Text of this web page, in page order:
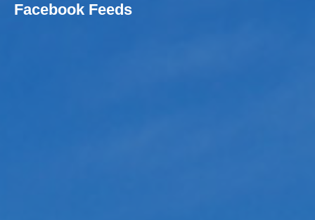
Facebook Feeds